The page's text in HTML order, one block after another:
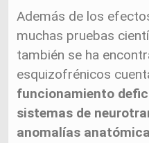
Además de los
muchas pruebas
también se ha
esquizofrénicos
funcionamiento
sistemas de
anomalías